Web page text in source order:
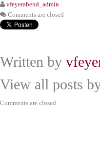
vfeyerabend_admin
Comments are closed
Written by
View all posts
Comments are closed.